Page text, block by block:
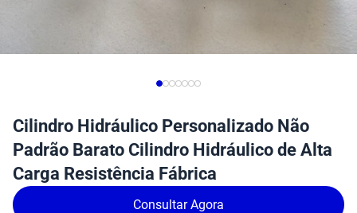
Cilindro Hidráulico Personalizado Não
Padrão Barato Cilindro Hidráulico de Alta
Carga Resistência Fábrica
Consultar Agora